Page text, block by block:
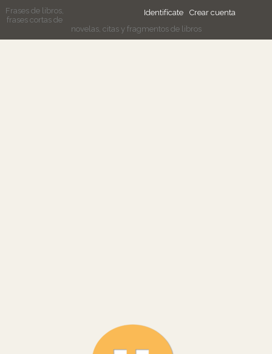
Identifícate Crear cuenta
Frases de libros,
frases cortas de
novelas, citas y fragmentos de libros